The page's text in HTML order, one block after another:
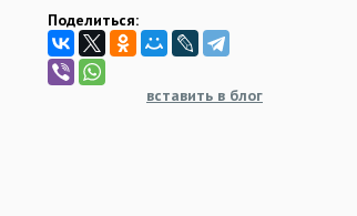
Поделиться:
вставить в блог